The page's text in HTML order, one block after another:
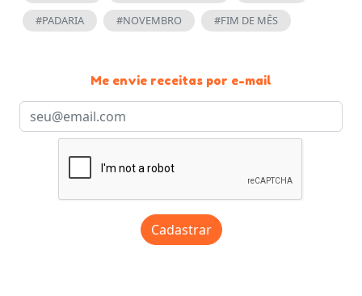
#PADARIA
#NOVEMBRO #FIM DE MÊS
Me envie receitas por e-mail
Cadastrar